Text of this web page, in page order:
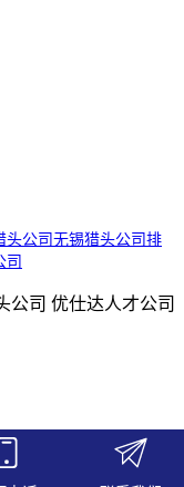
头公司无锡猎头公司排
司
公司 优仕达人才公司